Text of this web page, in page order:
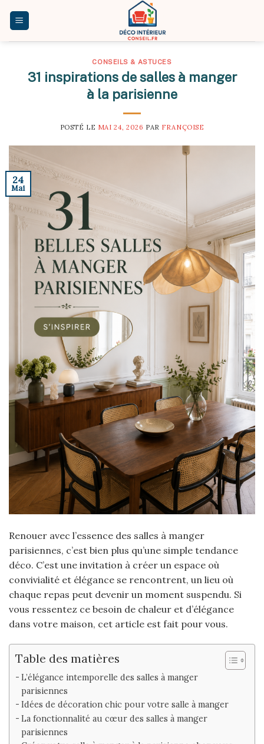
CONSEILS & ASTUCES
31 inspirations de salles à manger
à la parisienne
POSTÉ LE MAI 24, 2026 PAR FRANÇOISE
24
Mai
Renouer avec l’essence des salles à manger
parisiennes, c’est bien plus qu’une simple tendance
déco. C’est une invitation à créer un espace où
convivialité et élégance se rencontrent, un lieu où
chaque repas peut devenir un moment suspendu. Si
vous ressentez ce besoin de chaleur et d’élégance
dans votre maison, cet article est fait pour vous.
Table des matières
L’élégance intemporelle des salles à manger
parisiennes
Idées de décoration chic pour votre salle à manger
La fonctionnalité au cœur des salles à manger
parisiennes